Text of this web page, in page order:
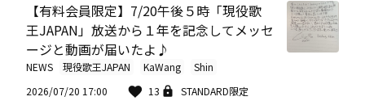
【有料会員限定】7/20午後５時「現役歌
王JAPAN」放送から１年を記念してメッセ
ージと動画が届いたよ♪
NEWS 現役歌王JAPAN KaWang
Shin
2026/07/20 17:00
13 STANDARD限定